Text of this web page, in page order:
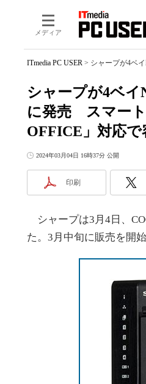
メディア
ITmedia PC USER > シャープが4ベ
シャープが4ベイ
に発売 スマート
OFFICE」対応で
2024年03月04日 16時37分 公開
印刷
シャープは3月4日、
た。3月中旬に販売を開